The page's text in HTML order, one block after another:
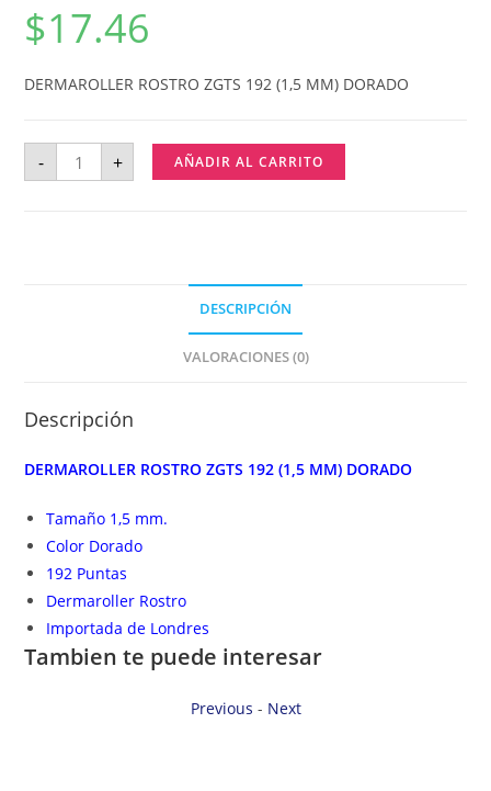
$17.46
DERMAROLLER ROSTRO ZGTS 192 (1,5 MM) DORADO
- + AÑADIR AL CARRITO
DESCRIPCIÓN
VALORACIONES (0)
Descripción
DERMAROLLER ROSTRO ZGTS 192 (1,5 MM) DORADO
Tamaño 1,5 mm.
Color Dorado
192 Puntas
Dermaroller Rostro
Importada de Londres
Tambien te puede interesar
Previous - Next